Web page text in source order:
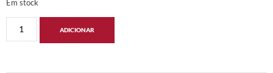
Em stock
ADICIONAR